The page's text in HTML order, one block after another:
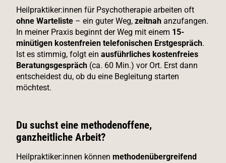
Heilpraktiker:innen für Psychotherapie arbeiten oft
ohne Warteliste – ein guter Weg, zeitnah anzufangen.
In meiner Praxis beginnt der Weg mit einem 15-
minütigen kostenfreien telefonischen Erstgespräch.
Ist es stimmig, folgt ein ausführliches kostenfreies
Beratungsgespräch (ca. 60 Min.) vor Ort. Erst dann
entscheidest du, ob du eine Begleitung starten
möchtest.
Du suchst eine methodenoffene,
ganzheitliche Arbeit?
Heilpraktiker:innen können methodenübergreifend